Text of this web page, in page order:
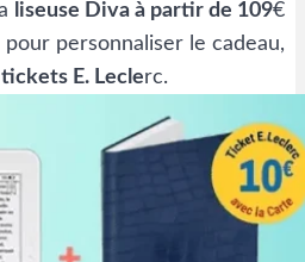
liseuse Diva à partir de 109€
personnaliser le cadeau,
E. Leclerc.